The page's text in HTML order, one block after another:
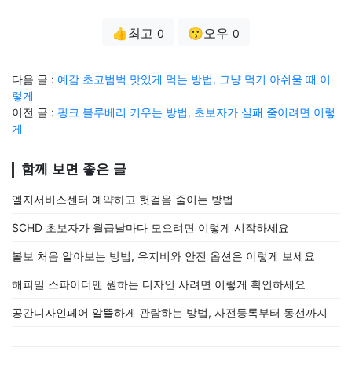
👍최고 0 😗오우 0
다음 글 : 예감 초코범벅 맛있게 먹는 방법, 그냥 먹기 아쉬울 때 이
렇게
이전 글 : 핑크 블루베리 키우는 방법, 초보자가 실패 줄이려면 이렇
게
함께 보면 좋은 글
엘지서비스센터 예약하고 헛걸음 줄이는 방법
SCHD 초보자가 월급날마다 모으려면 이렇게 시작하세요
볼보 처음 알아보는 방법, 유지비와 안전 옵션은 이렇게 보세요
해피밀 스파이더맨 원하는 디자인 사려면 이렇게 확인하세요
공간디자인페어 알뜰하게 관람하는 방법, 사전등록부터 동선까지